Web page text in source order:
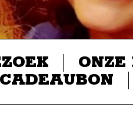
ONZE
CADEAUBON